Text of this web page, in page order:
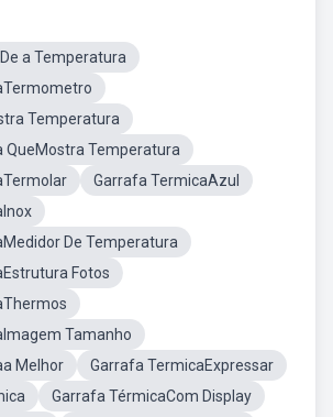
a Temperatura
Temperatura
QueMostra Temperatura
Garrafa TermicaAzul
De Temperatura
Fotos
Tamanho
Melhor
Garrafa TermicaExpressar
Garrafa TérmicaCom Display